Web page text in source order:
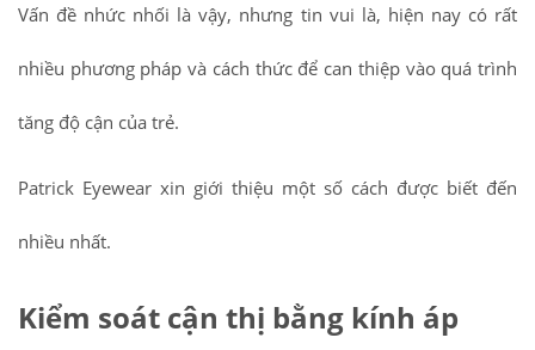
Vấn đề nhức nhối là vậy, nhưng tin vui là, hiện nay có rất
nhiều phương pháp và cách thức để can thiệp vào quá trình
tăng độ cận của trẻ.
Patrick Eyewear xin giới thiệu một số cách được biết đến
nhiều nhất.
Kiểm soát cận thị bằng kính áp